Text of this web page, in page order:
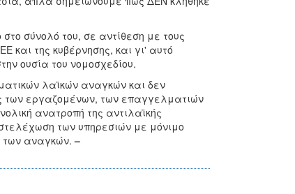
σύνολό του, σε αντίθεση με τους
και της κυβέρνησης, και γι' αυτό
ουσία του νομοσχεδίου.
λαϊκών αναγκών και δεν
των εργαζομένων, των επαγγελματιών
ανατροπή της αντιλαϊκής
των υπηρεσιών με μόνιμο
των αναγκών.–